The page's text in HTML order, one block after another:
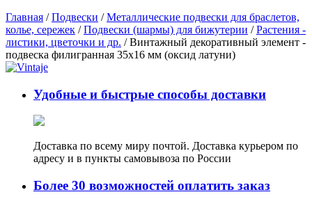
Главная /Подвески /Металлические подвески для браслетов,
колье, сережек /Подвески (шармы) для бижутерии /Растения -
листики, цветочки и др. / Винтажный декоративный элемент -
подвеска филигранная 35х16 мм (оксид латуни)
Удобные и быстрые способы доставки
Доставка по всему миру почтой. Доставка курьером по
адресу и в пункты самовывоза по России
Более 30 возможностей оплатить заказ